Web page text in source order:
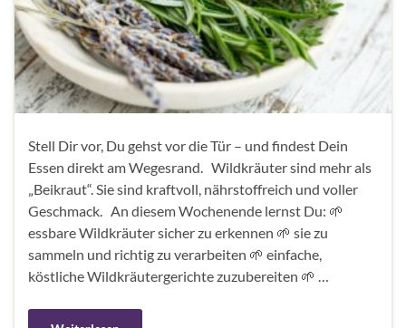
Stell Dir vor, Du gehst vor die Tür – und findest Dein
Essen direkt am Wegesrand. Wildkräuter sind mehr als
„Beikraut“. Sie sind kraftvoll, nährstoffreich und voller
Geschmack. An diesem Wochenende lernst Du: 🌱
essbare Wildkräuter sicher zu erkennen 🌱 sie zu
sammeln und richtig zu verarbeiten 🌱 einfache,
köstliche Wildkräutergerichte zuzubereiten 🌱 …